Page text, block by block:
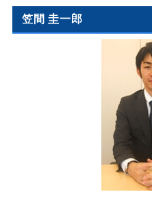
笠間 圭一郎